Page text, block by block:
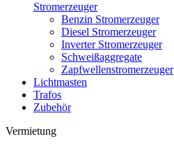
Stromerzeuger
Benzin Stromerzeuger
Diesel Stromerzeuger
Inverter Stromerzeuger
Schweißaggregate
Zapfwellenstromerzeuger
Lichtmasten
Trafos
Zubehör
Vermietung